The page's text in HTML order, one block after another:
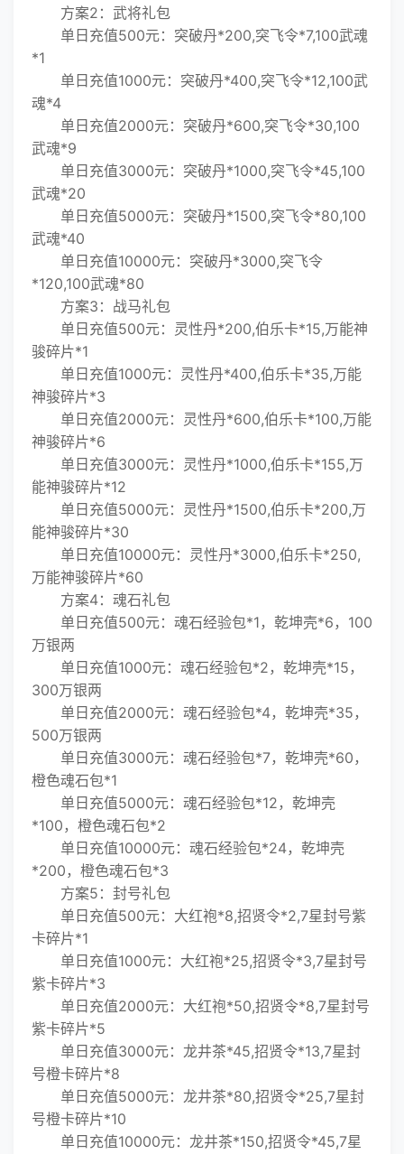
方案2：武将礼包
单日充值500元：突破丹*200,突飞令*7,100武魂
*1
单日充值1000元：突破丹*400,突飞令*12,100武
魂*4
单日充值2000元：突破丹*600,突飞令*30,100
武魂*9
单日充值3000元：突破丹*1000,突飞令*45,100
武魂*20
单日充值5000元：突破丹*1500,突飞令*80,100
武魂*40
单日充值10000元：突破丹*3000,突飞令
*120,100武魂*80
方案3：战马礼包
单日充值500元：灵性丹*200,伯乐卡*15,万能神
骏碎片*1
单日充值1000元：灵性丹*400,伯乐卡*35,万能
神骏碎片*3
单日充值2000元：灵性丹*600,伯乐卡*100,万能
神骏碎片*6
单日充值3000元：灵性丹*1000,伯乐卡*155,万
能神骏碎片*12
单日充值5000元：灵性丹*1500,伯乐卡*200,万
能神骏碎片*30
单日充值10000元：灵性丹*3000,伯乐卡*250,
万能神骏碎片*60
方案4：魂石礼包
单日充值500元：魂石经验包*1，乾坤壳*6，100
万银两
单日充值1000元：魂石经验包*2，乾坤壳*15，
300万银两
单日充值2000元：魂石经验包*4，乾坤壳*35，
500万银两
单日充值3000元：魂石经验包*7，乾坤壳*60，
橙色魂石包*1
单日充值5000元：魂石经验包*12，乾坤壳
*100，橙色魂石包*2
单日充值10000元：魂石经验包*24，乾坤壳
*200，橙色魂石包*3
方案5：封号礼包
单日充值500元：大红袍*8,招贤令*2,7星封号紫
卡碎片*1
单日充值1000元：大红袍*25,招贤令*3,7星封号
紫卡碎片*3
单日充值2000元：大红袍*50,招贤令*8,7星封号
紫卡碎片*5
单日充值3000元：龙井茶*45,招贤令*13,7星封
号橙卡碎片*8
单日充值5000元：龙井茶*80,招贤令*25,7星封
号橙卡碎片*10
单日充值10000元：龙井茶*150,招贤令*45,7星